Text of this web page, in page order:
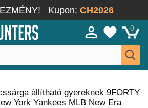
Kupon: CH2026
0
állítható gyereknek 9FORTY
York Yankees MLB New Era